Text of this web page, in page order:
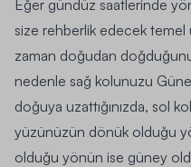
Eğer gündüz saatlerinde
size rehberlik edecek temel
zaman doğudan
nedenle sağ kolunuzu
doğuya uzattığınızda, sol
yüzünüzün dönük olduğu
olduğu yönün ise güney